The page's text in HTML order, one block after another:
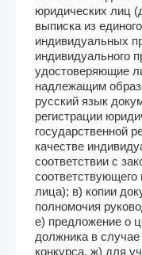
юридических лиц
выписка из
индивидуальных
индивидуального
удостоверяющие
надлежащим
русский язык
регистрации
государственной
качестве
соответствии с
соответствующего
лица); в) копии
полномочия
е) предложение о
должника в
конкурса. ж) для